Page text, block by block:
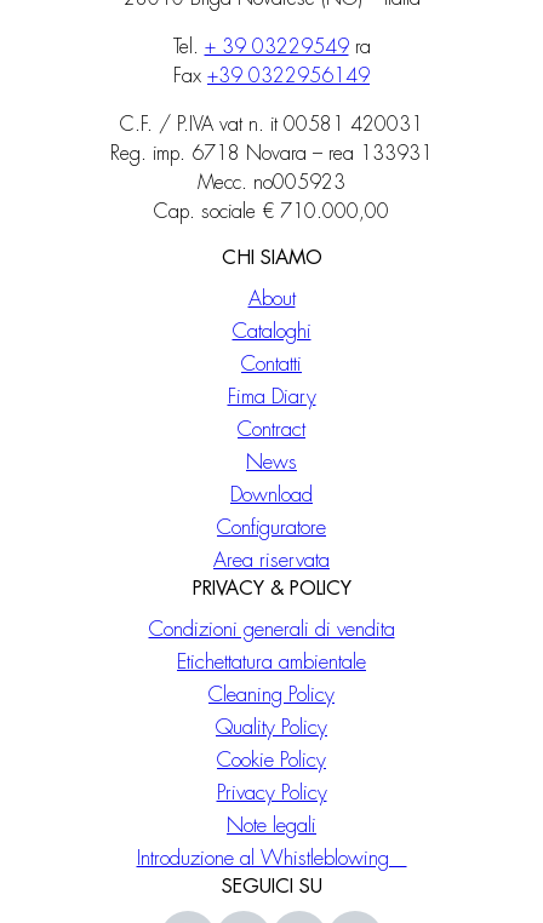
Tel. + 39 03229549ra
Fax +39 0322956149
C.F. / P.IVA vat n. it 00581 420031
Reg. imp. 6718 Novara – rea 133931
Mecc. no005923
Cap. sociale € 710.000,00
CHI SIAMO
About
Cataloghi
Contatti
Fima Diary
Contract
News
Download
Configuratore
Area riservata
PRIVACY & POLICY
Condizioni generali di vendita
Etichettatura ambientale
Cleaning Policy
Quality Policy
Cookie Policy
Privacy Policy
Note legali
Introduzione al Whistleblowing
SEGUICI SU